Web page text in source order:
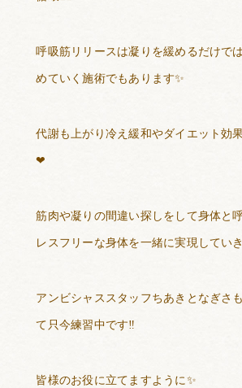
呼吸筋リリースは凝りを緩めるだけで
めていく施術でもあります✨
代謝も上がり冷え緩和やダイエット効
❤
筋肉や凝りの間違い探しをして身体と
レスフリーな身体を一緒に実現してい
アンビシャススタッフちあきとなぎさ
て只今練習中です‼️
皆様のお役に立てますように✨